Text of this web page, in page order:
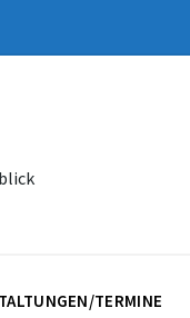
TERMINE